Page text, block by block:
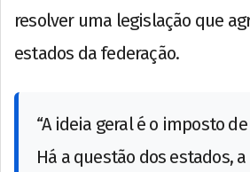
resolver uma legislação que
estados da federação.
“A ideia geral é o imposto
Há a questão dos estados,